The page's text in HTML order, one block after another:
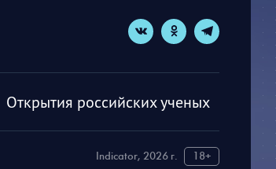
Открытия российских ученых
Indicator, 2026 г.
18+